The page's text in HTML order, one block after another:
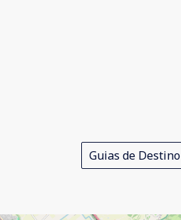
Guias de Destino